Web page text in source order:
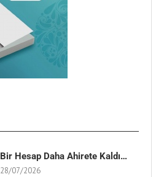
Bir Hesap Daha Ahirete Kaldı…
28/07/2026